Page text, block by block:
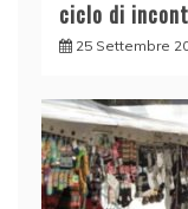
ciclo di
25 Settembre